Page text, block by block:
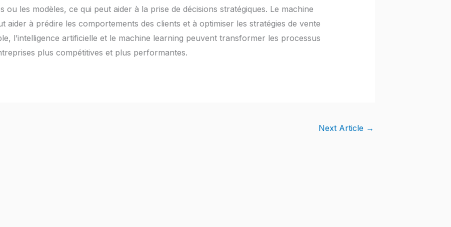
ou les modèles, ce qui peut aider à la prise de décisions stratégiques. Le machine
aider à prédire les comportements des clients et à optimiser les stratégies de vente
l’intelligence artificielle et le machine learning peuvent transformer les processus
plus compétitives et plus performantes.
Next Article →